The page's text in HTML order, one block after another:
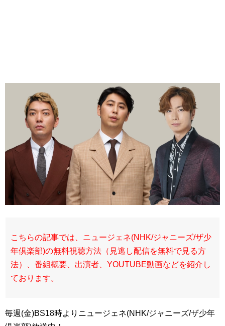
こちらの記事では、ニュージェネ(NHK/ジャニーズ/ザ少
年倶楽部)の無料視聴方法（見逃し配信を無料で見る方
法）、番組概要、出演者、YOUTUBE動画などを紹介し
ております。
毎週(金)BS18時よりニュージェネ(NHK/ジャニーズ/ザ少年